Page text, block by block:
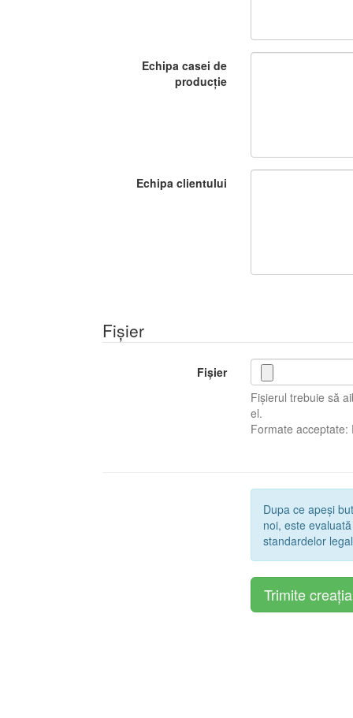
Echipa casei de
producție
Echipa clientului
Fișier
Fișier
Fișierul trebuie să
el.
Formate acceptate:
Dupa ce apeși
noi, este
standardelor